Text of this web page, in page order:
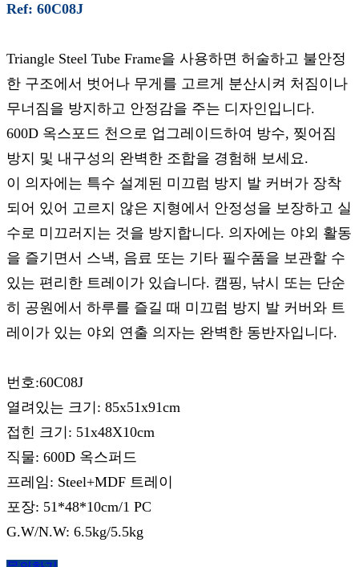
Ref: 60C08J
Triangle Steel Tube Frame을 사용하면 허술하고 불안정
한 구조에서 벗어나 무게를 고르게 분산시켜 처짐이나
무너짐을 방지하고 안정감을 주는 디자인입니다.
600D 옥스포드 천으로 업그레이드하여 방수, 찢어짐
방지 및 내구성의 완벽한 조합을 경험해 보세요.
이 의자에는 특수 설계된 미끄럼 방지 발 커버가 장착
되어 있어 고르지 않은 지형에서 안정성을 보장하고 실
수로 미끄러지는 것을 방지합니다. 의자에는 야외 활동
을 즐기면서 스낵, 음료 또는 기타 필수품을 보관할 수
있는 편리한 트레이가 있습니다. 캠핑, 낚시 또는 단순
히 공원에서 하루를 즐길 때 미끄럼 방지 발 커버와 트
레이가 있는 야외 연출 의자는 완벽한 동반자입니다.
번호:60C08J
열려있는 크기: 85x51x91cm
접힌 크기: 51x48X10cm
직물: 600D 옥스퍼드
프레임: Steel+MDF 트레이
포장: 51*48*10cm/1 PC
G.W/N.W: 6.5kg/5.5kg